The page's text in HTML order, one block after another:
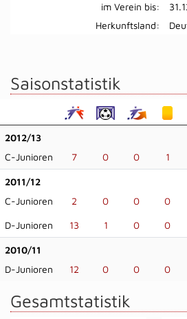
im Verein bis:
Herkunftsland:
Saisonstatistik
2012/13
C-Junioren
7 0 0 1
2011/12
C-Junioren
2 0 0 0
D-Junioren 13 1 0 0
2010/11
D-Junioren
12 0 0 0
Gesamtstatistik